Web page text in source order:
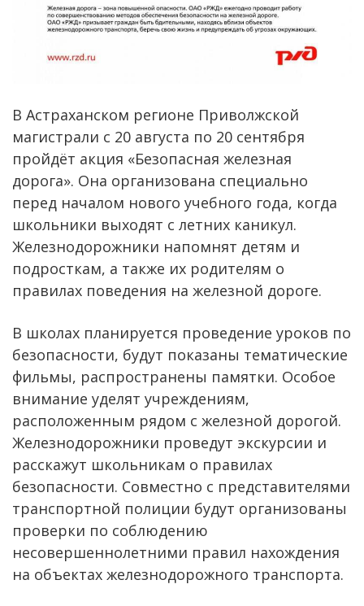
В Астраханском регионе Приволжской
магистрали с 20 августа по 20 сентября
пройдёт акция «Безопасная железная
дорога». Она организована специально
перед началом нового учебного года, когда
школьники выходят с летних каникул.
Железнодорожники напомнят детям и
подросткам, а также их родителям о
правилах поведения на железной дороге.
В школах планируется проведение уроков по
безопасности, будут показаны тематические
фильмы, распространены памятки. Особое
внимание уделят учреждениям,
расположенным рядом с железной дорогой.
Железнодорожники проведут экскурсии и
расскажут школьникам о правилах
безопасности. Совместно с представителями
транспортной полиции будут организованы
проверки по соблюдению
несовершеннолетними правил нахождения
на объектах железнодорожного транспорта.